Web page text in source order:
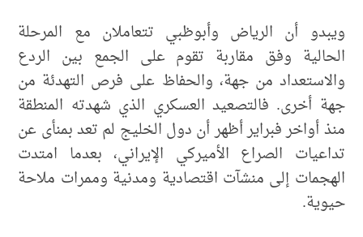
ويبدو أن الرياض وأبوظبي تتعاملان مع المرحلة
الحالية وفق مقاربة تقوم على الجمع بين الردع
والاستعداد من جهة، والحفاظ على فرص التهدئة من
جهة أخرى. فالتصعيد العسكري الذي شهدته المنطقة
منذ أواخر فبراير أظهر أن دول الخليج لم تعد بمنأى عن
تداعيات الصراع الأميركي الإيراني، بعدما امتدت
الهجمات إلى منشآت اقتصادية ومدنية وممرات ملاحة
حيوية.